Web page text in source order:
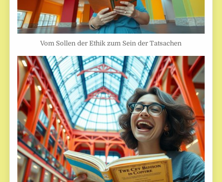
Vom Sollen der Ethik zum Sein der Tatsachen